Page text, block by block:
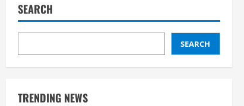
SEARCH
SEARCH
TRENDING NEWS